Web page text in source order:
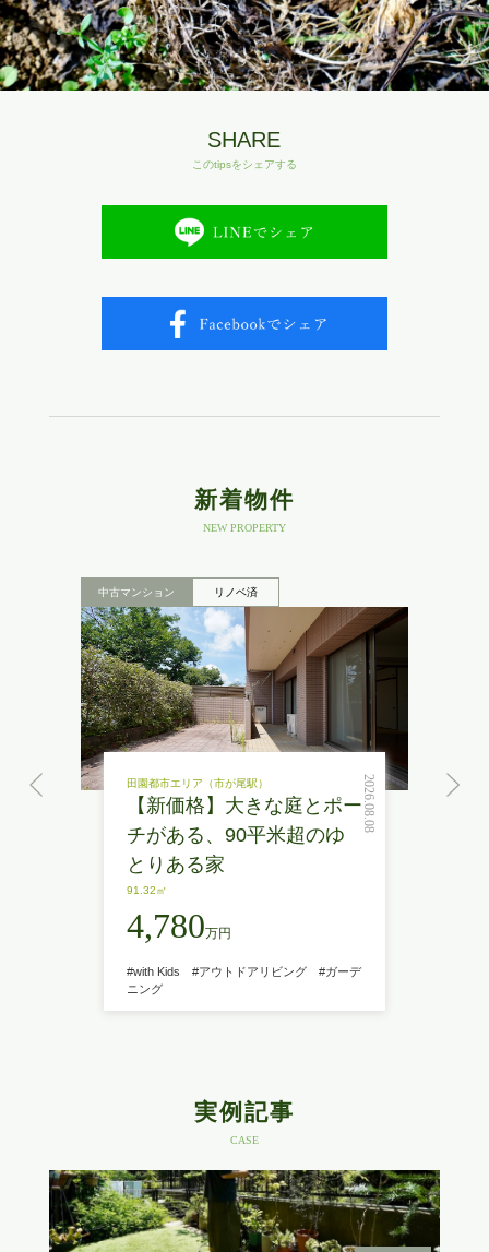
SHARE
このtipsをシェアする
新着物件
NEW PROPERTY
中古マンション リノベ済
田園都市エリア（市が尾駅）
【新価格】大きな庭とポー
チがある、90平米超のゆ
とりある家
91.32㎡
4,780万円
#with Kids #アウトドアリビング
#ガーデ
ニング
2026.08.08
実例記事
CASE